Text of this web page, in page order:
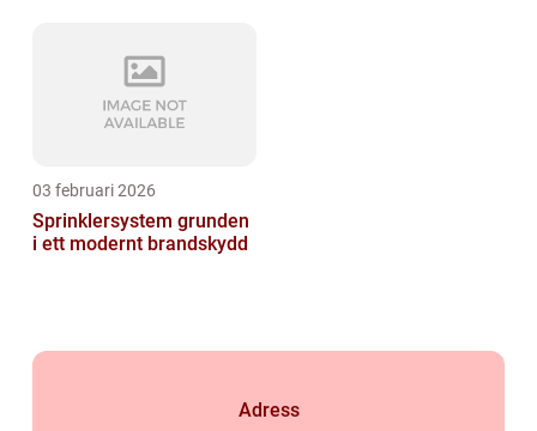
03 februari 2026
Sprinklersystem grunden
i ett modernt brandskydd
Adress